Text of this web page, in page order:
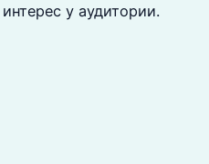
у аудитории.